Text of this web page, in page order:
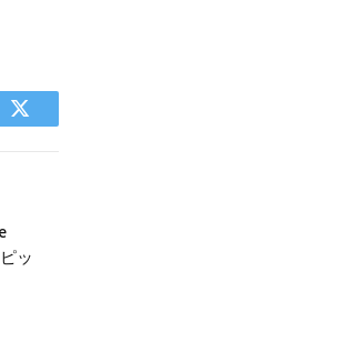
Twitter
ッ